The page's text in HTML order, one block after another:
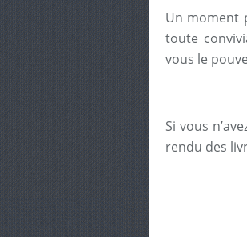
Un moment
toute
vous le
Si vous
rendu des